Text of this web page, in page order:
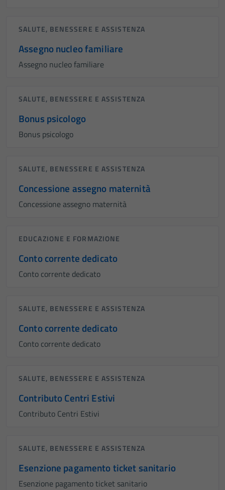
SALUTE, BENESSERE E ASSISTENZA
Assegno nucleo familiare
Assegno nucleo familiare
SALUTE, BENESSERE E ASSISTENZA
Bonus psicologo
Bonus psicologo
SALUTE, BENESSERE E ASSISTENZA
Concessione assegno maternità
Concessione assegno maternità
EDUCAZIONE E FORMAZIONE
Conto corrente dedicato
Conto corrente dedicato
SALUTE, BENESSERE E ASSISTENZA
Conto corrente dedicato
Conto corrente dedicato
SALUTE, BENESSERE E ASSISTENZA
Contributo Centri Estivi
Contributo Centri Estivi
SALUTE, BENESSERE E ASSISTENZA
Esenzione pagamento ticket sanitario
Esenzione pagamento ticket sanitario